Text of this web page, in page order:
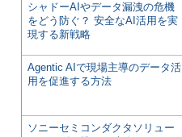
シャドーAIやデータ漏洩の危機
をどう防ぐ？ 安全なAI活用を実
現する新戦略
Agentic AIで現場主導のデータ活
用を促進する方法
ソニーセミコンダクタソリュー